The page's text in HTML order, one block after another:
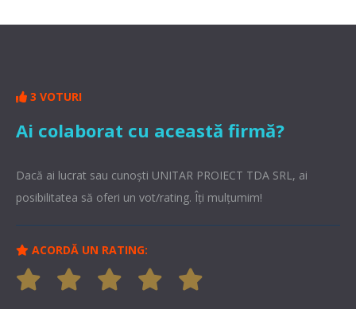
3 VOTURI
Ai colaborat cu această firmă?
Dacă ai lucrat sau cunoşti UNITAR PROIECT TDA SRL, ai
posibilitatea să oferi un vot/rating. Îți mulțumim!
ACORDĂ UN RATING: